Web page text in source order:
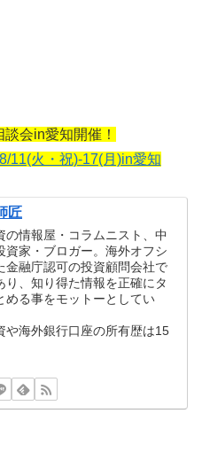
会in愛知開催！
11(火・祝)-17(月)in愛知
匠
の情報屋・コラムニスト、中
資家・ブロガー。海外オフシ
金融庁認可の投資顧問会社で
り、知り得た情報を正確にタ
める事をモットーとしてい
や海外銀行口座の所有歴は15